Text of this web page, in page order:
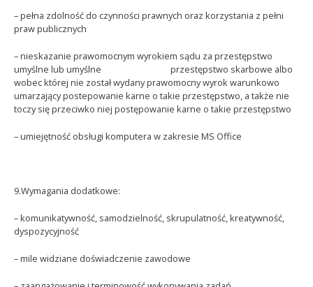
– pełna zdolność do czynności prawnych oraz korzystania z pełni
praw publicznych
– nieskazanie prawomocnym wyrokiem sądu za przestępstwo
umyślne lub umyślne przestępstwo skarbowe albo
wobec której nie został wydany prawomocny wyrok warunkowo
umarzający postepowanie karne o takie przestępstwo, a także nie
toczy się przeciwko niej postępowanie karne o takie przestępstwo
– umiejętność obsługi komputera w zakresie MS Office
9.Wymagania dodatkowe:
– komunikatywność, samodzielność, skrupulatność, kreatywność,
dyspozycyjność
– mile widziane doświadczenie zawodowe